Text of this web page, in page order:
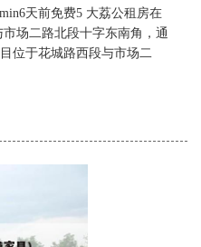
天前免费5 大荔公租房在
场二路北段十字东南角，通
位于花城路西段与市场二